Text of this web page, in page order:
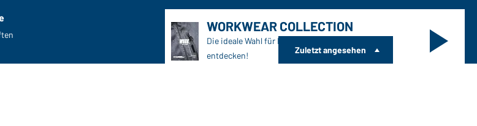
Zuletzt angesehen
WORKWEAR COLLECTION
Die ideale Wahl für Professionals: Kollektionen
entdecken!